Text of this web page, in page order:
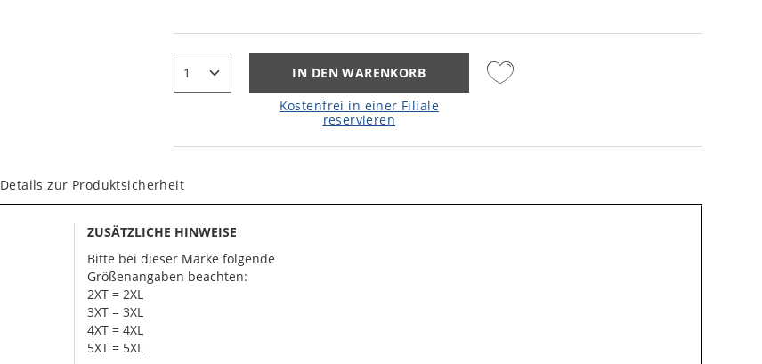
IN DEN WARENKORB
Kostenfrei in einer Filiale
reservieren
Details zur Produktsicherheit
ZUSÄTZLICHE HINWEISE
Bitte bei dieser Marke folgende
Größenangaben beachten:
2XT = 2XL
3XT = 3XL
4XT = 4XL
5XT = 5XL